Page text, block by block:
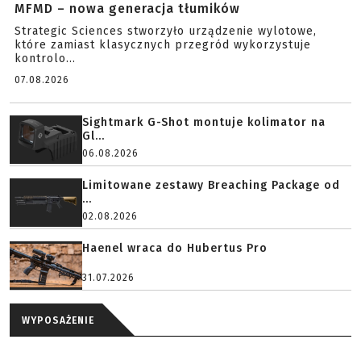
MFMD – nowa generacja tłumików
Strategic Sciences stworzyło urządzenie wylotowe,
które zamiast klasycznych przegród wykorzystuje
kontrolo...
07.08.2026
Sightmark G-Shot montuje kolimator na
Gl...
06.08.2026
Limitowane zestawy Breaching Package od
...
02.08.2026
Haenel wraca do Hubertus Pro
31.07.2026
WYPOSAŻENIE